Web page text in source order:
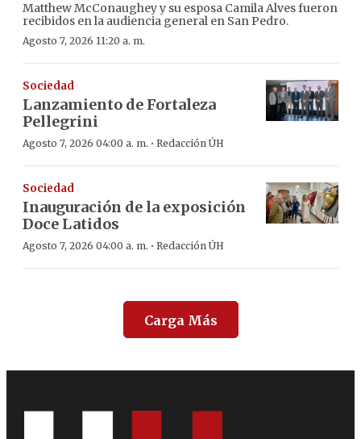
Matthew McConaughey y su esposa Camila Alves fueron
recibidos en la audiencia general en San Pedro.
Agosto 7, 2026 11:20 a. m.
Sociedad
Lanzamiento de Fortaleza
Pellegrini
Agosto 7, 2026 04:00 a. m. · Redacción ÚH
Sociedad
Inauguración de la exposición
Doce Latidos
Agosto 7, 2026 04:00 a. m. · Redacción ÚH
Carga Más